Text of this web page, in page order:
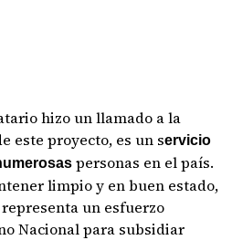
hizo un llamado a la
este proyecto, es un servicio
personas en el país.
limpio y en buen estado,
un esfuerzo
Nacional para subsidiar